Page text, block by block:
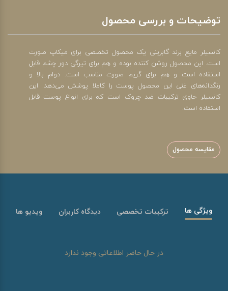
توضیحات و بررسی محصول
کانسیلر مایع برند گابرینی یک محصول تخصصی برای میکاپ صورت
است. این محصول روشن کننده بوده و هم برای تیرگی دور چشم قابل
استفاده است و هم برای گریم صورت مناسب است. دوام بالا و
رنگدانه‌های غنی این محصول پوست را کاملا پوشش می‌دهد. این
کانسیلر حاوی ترکیبات ضد چروک است که برای انواع پوست قابل
استفاده است.
مقایسه محصول
ویژگی ها ترکیبات تخصصی دیدگاه کاربران ویدیو ها
در حال حاضر اطلاعاتی وجود ندارد